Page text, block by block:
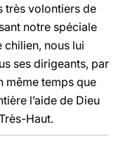
très volontiers de
notre spéciale
nous lui
ses dirigeants, par
même temps que
l’aide de Dieu
Haut.